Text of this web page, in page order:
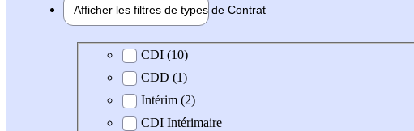
Afficher les filtres de types de Contrat
Type de contratCDI (10)
CDD (1)
Intérim (2)
CDI Intérimaire